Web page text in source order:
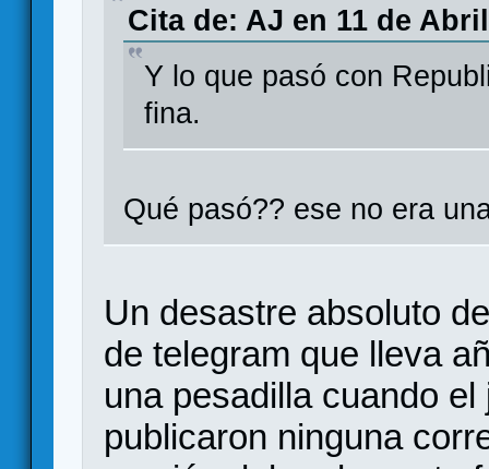
Cita de: AJ en 11 de
Y lo que pasó con
fina.
Qué pasó?? ese no era
Un desastre absoluto
de telegram que lleva
una pesadilla cuando
publicaron ninguna